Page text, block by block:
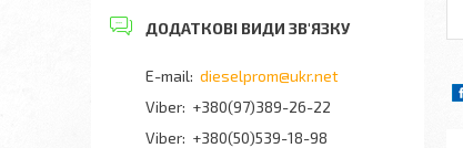
dieselprom@ukr.net
+380(97)389-26-22
Viber +380(50)539-18-98